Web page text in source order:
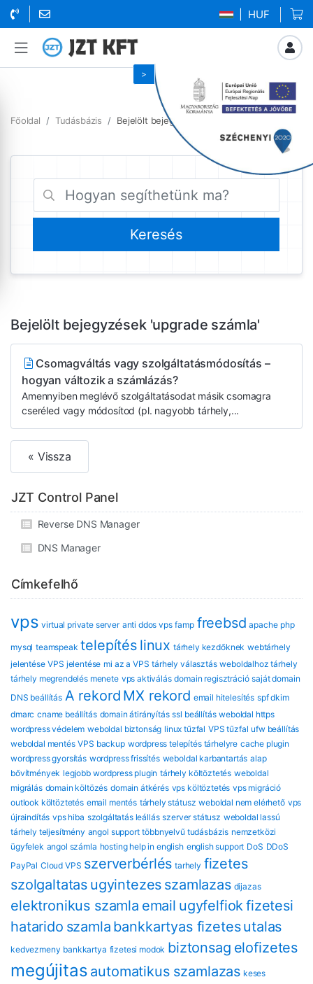
| HUF
Főoldal Tudásbázis Bejelölt bejegyzések upgrade számla
Bejelölt bejegyzések 'upgrade számla'
Csomagváltás vagy szolgáltatásmódosítás –
hogyan változik a számlázás?
Amennyiben meglévő szolgáltatásodat másik csomagra
cseréled vagy módosítod (pl. nagyobb tárhely,...
« Vissza
JZT Control Panel
Reverse DNS Manager
DNS Manager
Címkefelhő
vps virtual private server anti ddos vps famp freebsd apache php
mysql teamspeak telepítés linux tárhely kezdőknek webtárhely
jelentése VPS jelentése mi az a VPS tárhely választás weboldalhoz tárhely
tárhely megrendelés menete vps aktiválás domain regisztráció saját domain
DNS beállítás A rekord MX rekord email hitelesítés spf dkim
dmarc cname beállítás domain átirányítás ssl beállítás weboldal https
wordpress védelem weboldal biztonság linux tűzfal VPS tűzfal ufw beállítás
weboldal mentés VPS backup wordpress telepítés tárhelyre cache plugin
wordpress gyorsítás wordpress frissítés weboldal karbantartás alap
bővítmények legjobb wordpress plugin tárhely költöztetés weboldal
migrálás domain költözés domain átkérés vps költöztetés vps migráció
outlook költöztetés email mentés tárhely státusz weboldal nem elérhető vps
újraindítás vps hiba szolgáltatás leállás szerver státusz weboldal lassú
tárhely teljesítmény angol support többnyelvű tudásbázis nemzetközi
ügyfelek angol számla hosting help in english english support DoS DDoS
PayPal Cloud VPS szerverbérlés tarhely fizetes
szolgaltatas ugyintezes szamlazas dijazas
elektronikus szamla email ugyfelfiok fizetesi
hatarido szamla bankkartyas fizetesutalas
kedvezmeny bankkartya fizetesi modok biztonsag eloﬁzetes
megújitas automatikus szamlazas keses